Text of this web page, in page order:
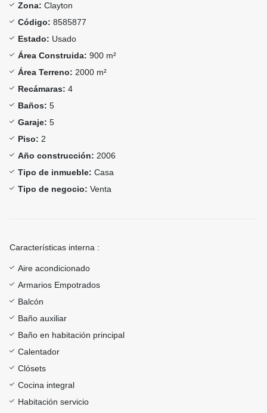
Zona: Clayton
Código: 8585877
Estado: Usado
Área Construida: 900 m²
Área Terreno: 2000 m²
Recámaras: 4
Baños: 5
Garaje: 5
Piso: 2
Año construcción: 2006
Tipo de inmueble: Casa
Tipo de negocio: Venta
Características interna :
Aire acondicionado
Armarios Empotrados
Balcón
Baño auxiliar
Baño en habitación principal
Calentador
Clósets
Cocina integral
Habitación servicio